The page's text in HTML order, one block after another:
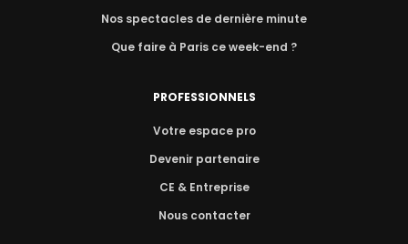
Nos spectacles de dernière minute
Que faire à Paris ce week-end ?
PROFESSIONNELS
Votre espace pro
Devenir partenaire
CE & Entreprise
Nous contacter